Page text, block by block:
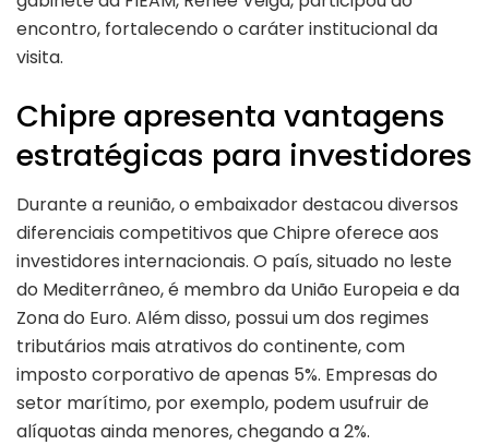
encontro, fortalecendo o caráter institucional da
visita.
Chipre apresenta vantagens
estratégicas para investidores
Durante a reunião, o embaixador destacou diversos
diferenciais competitivos que Chipre oferece aos
investidores internacionais. O país, situado no leste
do Mediterrâneo, é membro da União Europeia e da
Zona do Euro. Além disso, possui um dos regimes
tributários mais atrativos do continente, com
imposto corporativo de apenas 5%. Empresas do
setor marítimo, por exemplo, podem usufruir de
alíquotas ainda menores, chegando a 2%.